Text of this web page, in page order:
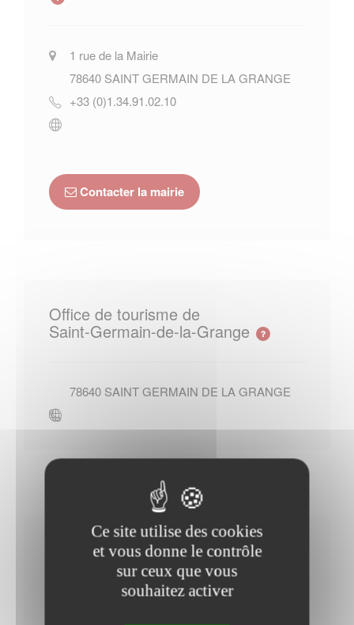
1 rue de la Mairie
78640 SAINT GERMAIN DE LA GRANGE
+33 (0)1.34.91.02.10
Contacter la mairie
Office de tourisme de
Saint-Germain-de-la-Grange
78640 SAINT GERMAIN DE LA GRANGE
Horaires Mairie
Ce site utilise des cookies
et vous donne le contrôle
sur ceux que vous
souhaitez activer